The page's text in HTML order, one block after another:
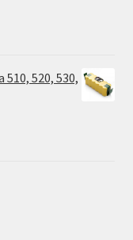
520, 530,